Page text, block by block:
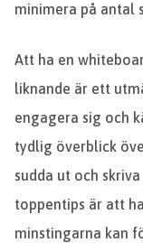
minimera på antal
Att ha en
liknande är ett
engagera sig och
tydlig överblick
sudda ut och
toppentips är att
minstingarna kan